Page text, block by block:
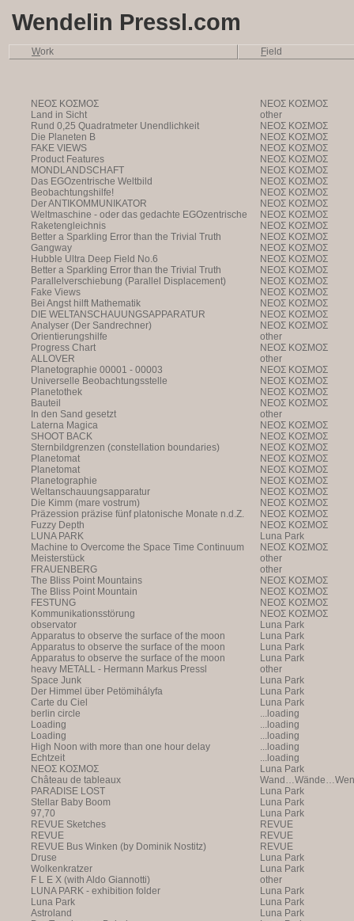
Wendelin Pressl.com
Work Field
NEOΣ KOΣMOΣ
NEOΣ KOΣMOΣ
Land in Sicht
other
Rund 0,25 Quadratmeter Unendlichkeit
NEOΣ KOΣMOΣ
Die Planeten B
NEOΣ KOΣMOΣ
FAKE VIEWS
NEOΣ KOΣMOΣ
Product Features
NEOΣ KOΣMOΣ
MONDLANDSCHAFT
NEOΣ KOΣMOΣ
Das EGOzentrische Weltbild
NEOΣ KOΣMOΣ
Beobachtungshilfe!
NEOΣ KOΣMOΣ
Der ANTIKOMMUNIKATOR
NEOΣ KOΣMOΣ
Weltmaschine - oder das gedachte EGOzentrische
Weltbild
NEOΣ KOΣMOΣ
Raketengleichnis
NEOΣ KOΣMOΣ
Better a Sparkling Error than the Trivial Truth
NEOΣ KOΣMOΣ
Gangway
NEOΣ KOΣMOΣ
Hubble Ultra Deep Field No.6
NEOΣ KOΣMOΣ
Better a Sparkling Error than the Trivial Truth
NEOΣ KOΣMOΣ
Parallelverschiebung (Parallel Displacement)
NEOΣ KOΣMOΣ
Fake Views
NEOΣ KOΣMOΣ
Bei Angst hilft Mathematik
NEOΣ KOΣMOΣ
DIE WELTANSCHAUUNGSAPPARATUR
NEOΣ KOΣMOΣ
Analyser (Der Sandrechner)
NEOΣ KOΣMOΣ
Orientierungshilfe
other
Progress Chart
NEOΣ KOΣMOΣ
ALLOVER
other
Planetographie 00001 - 00003
NEOΣ KOΣMOΣ
Universelle Beobachtungsstelle
NEOΣ KOΣMOΣ
Planetothek
NEOΣ KOΣMOΣ
Bauteil
NEOΣ KOΣMOΣ
In den Sand gesetzt
other
Laterna Magica
NEOΣ KOΣMOΣ
SHOOT BACK
NEOΣ KOΣMOΣ
Sternbildgrenzen (constellation boundaries)
NEOΣ KOΣMOΣ
Planetomat
NEOΣ KOΣMOΣ
Planetomat
NEOΣ KOΣMOΣ
Planetographie
NEOΣ KOΣMOΣ
Weltanschauungsapparatur
NEOΣ KOΣMOΣ
Die Kimm (mare vostrum)
NEOΣ KOΣMOΣ
Präzession präzise fünf platonische Monate n.d.Z.
NEOΣ KOΣMOΣ
Fuzzy Depth
NEOΣ KOΣMOΣ
LUNA PARK
Luna Park
Machine to Overcome the Space Time Continuum
NEOΣ KOΣMOΣ
Meisterstück
other
FRAUENBERG
other
The Bliss Point Mountains
NEOΣ KOΣMOΣ
The Bliss Point Mountain
NEOΣ KOΣMOΣ
FESTUNG
NEOΣ KOΣMOΣ
Kommunikationsstörung
NEOΣ KOΣMOΣ
observator
Luna Park
Apparatus to observe the surface of the moon
Luna Park
Apparatus to observe the surface of the moon
Luna Park
Apparatus to observe the surface of the moon
Luna Park
heavy METALL - Hermann Markus Pressl
other
Space Junk
Luna Park
Der Himmel über Petömihályfa
Luna Park
Carte du Ciel
Luna Park
berlin circle
...loading
Loading
...loading
Loading
...loading
High Noon with more than one hour delay
...loading
Echtzeit
...loading
NEOΣ KOΣMOΣ
Luna Park
Château de tableaux
PARADISE LOST
Luna Park
Stellar Baby Boom
Luna Park
97,70
Luna Park
REVUE Sketches
REVUE
REVUE
REVUE
REVUE Bus Winken (by Dominik Nostitz)
REVUE
Druse
Luna Park
Wolkenkratzer
Luna Park
F L E X (with Aldo Giannotti)
other
LUNA PARK - exhibition folder
Luna Park
Luna Park
Luna Park
Astroland
Luna Park